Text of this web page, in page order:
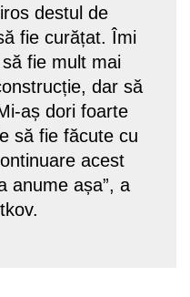
destul de
fie curățat. Îmi
fie mult mai
dar să
aș dori foarte
să fie făcute cu
acest
anume așa”, a